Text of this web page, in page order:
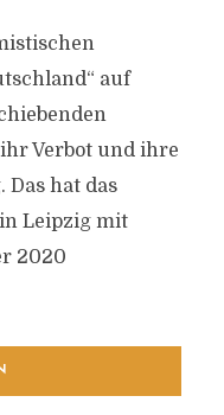
auf
Verbot und ihre
hat das
Leipzig mit
2020